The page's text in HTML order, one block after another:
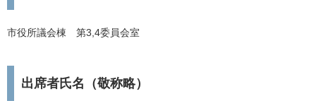
市役所議会棟 第3,4委員会室
出席者氏名（敬称略）